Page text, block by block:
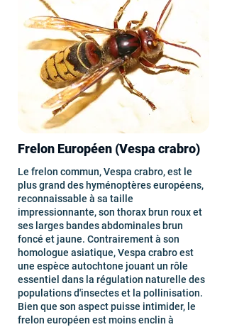
Frelon Européen (Vespa crabro)
Le frelon commun, Vespa crabro, est le
plus grand des hyménoptères européens,
reconnaissable à sa taille
impressionnante, son thorax brun roux et
ses larges bandes abdominales brun
foncé et jaune. Contrairement à son
homologue asiatique, Vespa crabro est
une espèce autochtone jouant un rôle
essentiel dans la régulation naturelle des
populations d'insectes et la pollinisation.
Bien que son aspect puisse intimider, le
frelon européen est moins enclin à